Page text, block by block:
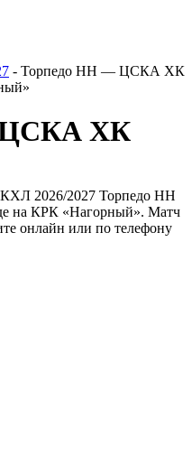
- Торпедо НН — ЦСКА ХК
ЦСКА ХК
2026/2027 Торпедо НН
на КРК «Нагорный». Матч
онлайн или по телефону